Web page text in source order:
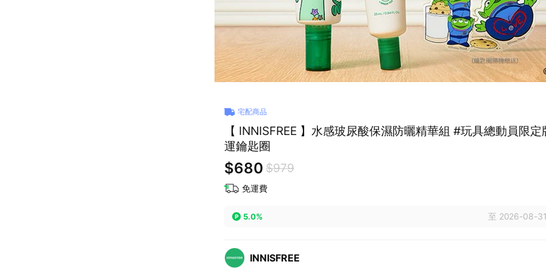
宅配商品
【 INNISFREE 】水感玻尿酸保濕防曬精華組 #玩具總動員限
運鑰匙圈
$680 $979
免運費
5.0% 至 2026-08-
INNISFREE